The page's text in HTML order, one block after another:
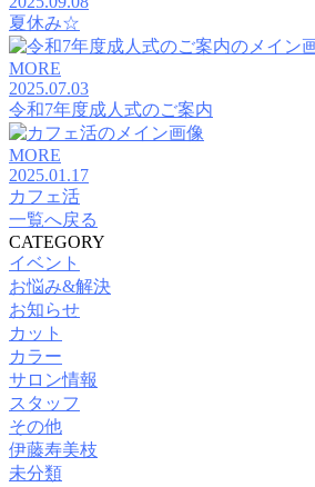
夏休み☆
MORE
2025.07.03
令和7年度成人式のご案内
MORE
2025.01.17
カフェ活
一覧へ戻る
CATEGORY
イベント
お悩み&解決
お知らせ
カット
カラー
サロン情報
スタッフ
その他
伊藤寿美枝
未分類